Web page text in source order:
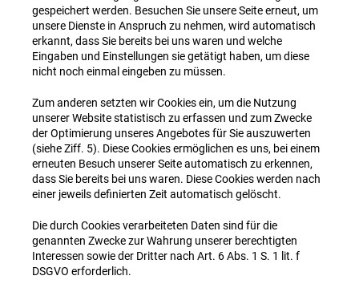
gespeichert werden. Besuchen Sie unsere Seite erneut, um
unsere Dienste in Anspruch zu nehmen, wird automatisch
erkannt, dass Sie bereits bei uns waren und welche
Eingaben und Einstellungen sie getätigt haben, um diese
nicht noch einmal eingeben zu müssen.
Zum anderen setzten wir Cookies ein, um die Nutzung
unserer Website statistisch zu erfassen und zum Zwecke
der Optimierung unseres Angebotes für Sie auszuwerten
(siehe Ziff. 5). Diese Cookies ermöglichen es uns, bei einem
erneuten Besuch unserer Seite automatisch zu erkennen,
dass Sie bereits bei uns waren. Diese Cookies werden nach
einer jeweils definierten Zeit automatisch gelöscht.
Die durch Cookies verarbeiteten Daten sind für die
genannten Zwecke zur Wahrung unserer berechtigten
Interessen sowie der Dritter nach Art. 6 Abs. 1 S. 1 lit. f
DSGVO erforderlich.